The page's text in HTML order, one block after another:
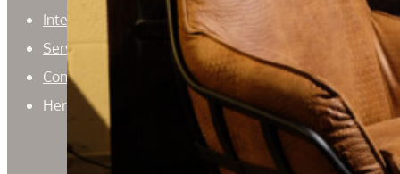
Interieuradvies
Service
Contact
Herroepingsrecht